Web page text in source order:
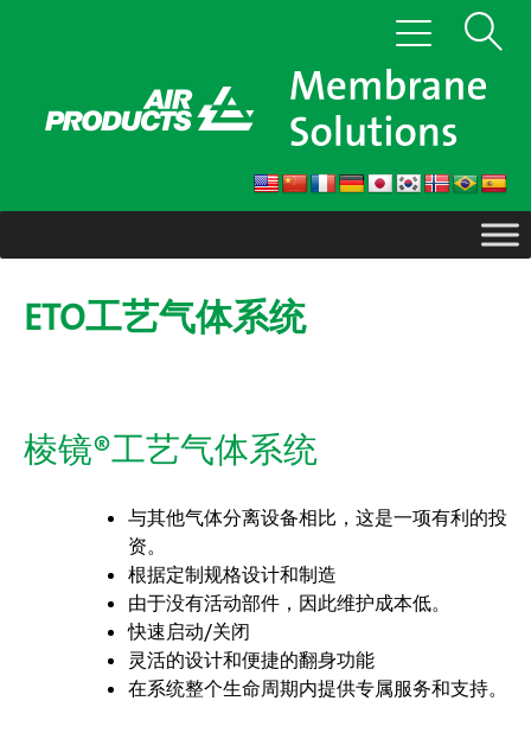
切
导
航
显
示
ETO工艺气体系统
棱镜®工艺气体系统
与其他气体分离设备相比，这是一项有利的投
资。
根据定制规格设计和制造
由于没有活动部件，因此维护成本低。
快速启动/关闭
灵活的设计和便捷的翻身功能
在系统整个生命周期内提供专属服务和支持。